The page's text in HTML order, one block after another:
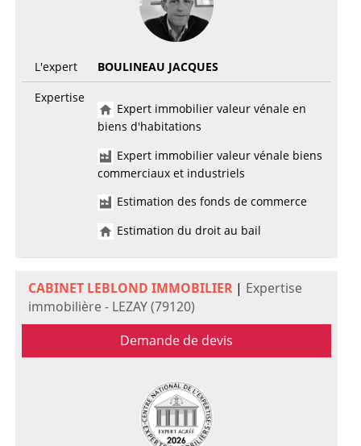
L'expert
BOULINEAU JACQUES
Expertise
Expert immobilier valeur vénale en
biens d'habitations
Expert immobilier valeur vénale biens
commerciaux et industriels
Estimation des fonds de commerce
Estimation du droit au bail
CABINET LEBLOND IMMOBILIER| Expertise
immobilière - LEZAY (79120)
Demande de devis